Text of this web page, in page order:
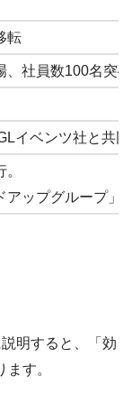
転
社員数100名突破
イベンツ社と共
アップグループ」
明すると、「効
す。